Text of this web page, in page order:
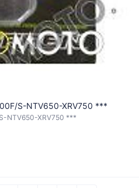
S-NTV650-XRV750 ***
NTV650-XRV750 ***